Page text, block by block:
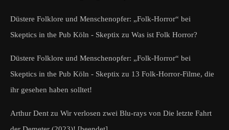
Düstere Folklore und Menschenopfer: „Folk-Horror“ bei
Skeptics in the Pub Köln - Skeptix zu Was ist Folk Horror?
Düstere Folklore und Menschenopfer: „Folk-Horror“ bei
Skeptics in the Pub Köln - Skeptix zu 13 Folk-Horror-Filme, die
ihr gesehen haben solltet!
Arthur Dent zu Wir verlosen zwei Blu-rays von Die letzte Fahrt